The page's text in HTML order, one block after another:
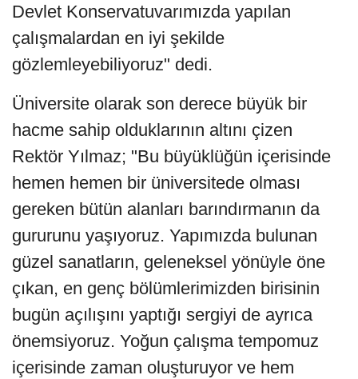
Devlet Konservatuvarımızda yapılan
çalışmalardan en iyi şekilde
gözlemleyebiliyoruz" dedi.
Üniversite olarak son derece büyük bir
hacme sahip olduklarının altını çizen
Rektör Yılmaz; "Bu büyüklüğün içerisinde
hemen hemen bir üniversitede olması
gereken bütün alanları barındırmanın da
gururunu yaşıyoruz. Yapımızda bulunan
güzel sanatların, geleneksel yönüyle öne
çıkan, en genç bölümlerimizden birisinin
bugün açılışını yaptığı sergiyi de ayrıca
önemsiyoruz. Yoğun çalışma tempomuz
içerisinde zaman oluşturuyor ve hem